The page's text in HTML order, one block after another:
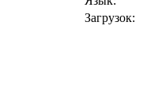
Загрузок: